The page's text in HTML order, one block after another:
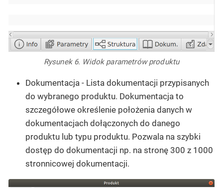
Rysunek 6. Widok parametrów produktu
Dokumentacja - Lista dokumentacji przypisanych
do wybranego produktu. Dokumentacja to
szczegółowe określenie położenia danych w
dokumentacjach dołączonych do danego
produktu lub typu produktu. Pozwala na szybki
dostęp do dokumentacji np. na stronę 300 z 1000
stronnicowej dokumentacji.